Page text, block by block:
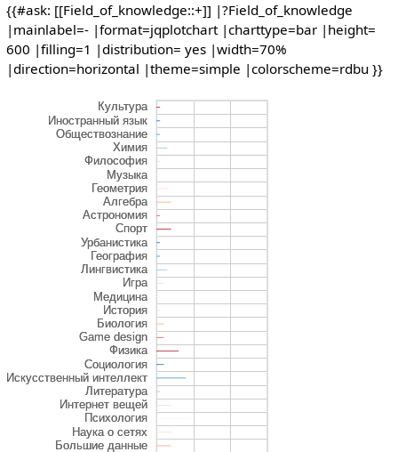
{{#ask: [[Field_of_knowledge::+]] |?Field_of_knowledge
|mainlabel=- |format=jqplotchart |charttype=bar |height=
600 |filling=1 |distribution= yes |width=70%
|direction=horizontal |theme=simple |colorscheme=rdbu }}